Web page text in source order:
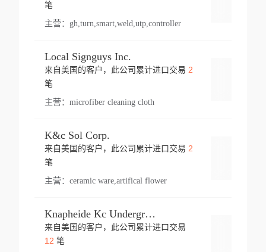
笔
主营： gh,turn,smart,weld,utp,controller
Local Signguys Inc.
来自美国的客户，此公司累计进口交易 2
笔
主营： microfiber cleaning cloth
K&c Sol Corp.
来自美国的客户，此公司累计进口交易 2
笔
主营： ceramic ware,artifical flower
Knapheide Kc Underground
来自美国的客户，此公司累计进口交易
12 笔